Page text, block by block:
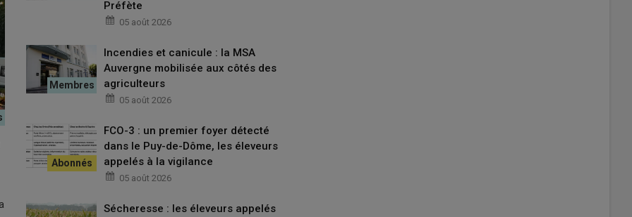
Préfète
05 août 2026
Incendies et canicule : la MSA
Auvergne mobilisée aux côtés des
agriculteurs
05 août 2026
FCO-3 : un premier foyer détecté
dans le Puy-de-Dôme, les éleveurs
appelés à la vigilance
05 août 2026
Sécheresse : les éleveurs appelés